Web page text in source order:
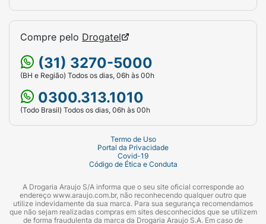
Compre pelo Drogatel
(31) 3270-5000
(BH e Região) Todos os dias, 06h às 00h
0300.313.1010
(Todo Brasil) Todos os dias, 06h às 00h
Termo de Uso
Portal da Privacidade
Covid-19
Código de Ética e Conduta
A Drogaria Araujo S/A informa que o seu site oficial corresponde ao
endereço www.araujo.com.br, não reconhecendo qualquer outro que
utilize indevidamente da sua marca. Para sua segurança recomendamos
que não sejam realizadas compras em sites desconhecidos que se utilizem
de forma fraudulenta da marca da Drogaria Araujo S.A. Em caso de